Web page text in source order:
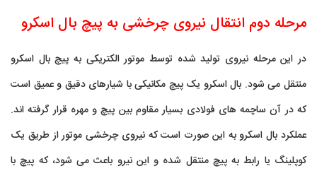
مرحله دوم انتقال نیروی چرخشی به پیچ بال اسکرو
در این مرحله نیروی تولید شده توسط موتور الکتریکی به پیچ بال اسکرو
منتقل می شود. بال اسکرو یک پیچ مکانیکی با شیارهای دقیق و عمیق است
که در آن ساچمه های فولادی بسیار مقاوم بین پیچ و مهره قرار گرفته اند.
عملکرد بال اسکرو به این صورت است که نیروی چرخشی موتور از طریق یک
کوپلینگ یا رابط به پیچ منتقل شده و این نیرو باعث می شود، که پیچ با